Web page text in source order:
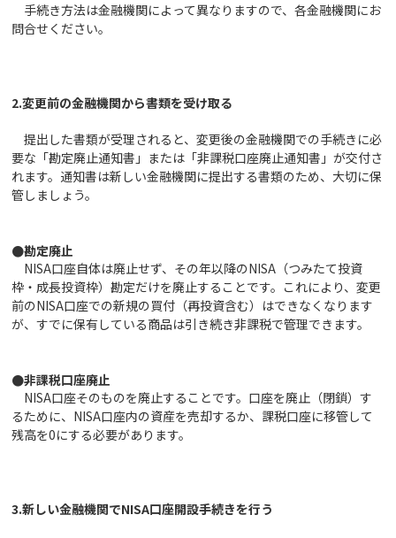
手続き方法は金融機関によって異なりますので、各金融機関にお
問合せください。
2.変更前の金融機関から書類を受け取る
提出した書類が受理されると、変更後の金融機関での手続きに必
要な「勘定廃止通知書」または「非課税口座廃止通知書」が交付さ
れます。通知書は新しい金融機関に提出する書類のため、大切に保
管しましょう。
●勘定廃止
NISA口座自体は廃止せず、その年以降のNISA（つみたて投資
枠・成長投資枠）勘定だけを廃止することです。これにより、変更
前のNISA口座での新規の買付（再投資含む）はできなくなります
が、すでに保有している商品は引き続き非課税で管理できます。
●非課税口座廃止
NISA口座そのものを廃止することです。口座を廃止（閉鎖）す
るために、NISA口座内の資産を売却するか、課税口座に移管して
残高を0にする必要があります。
3.新しい金融機関でNISA口座開設手続きを行う